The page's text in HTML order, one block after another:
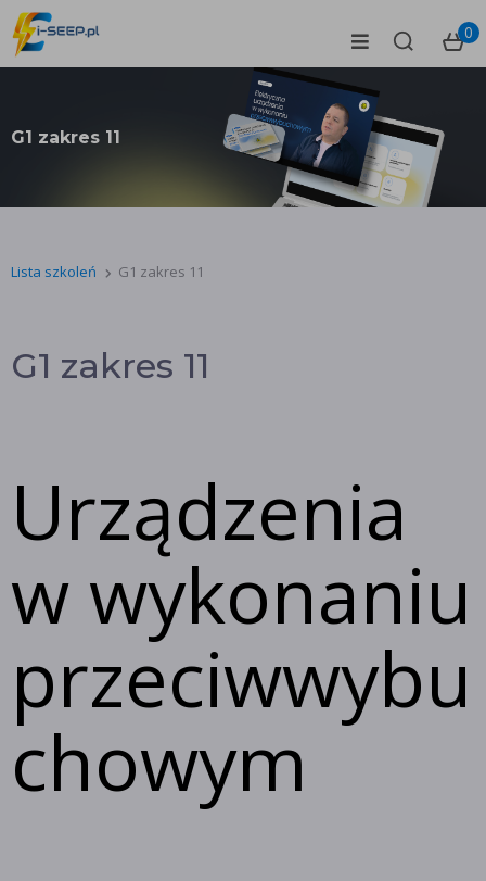
0
G1 zakres 11
Lista szkoleń G1 zakres 11
G1 zakres 11
Urządzenia
w wykonaniu
przeciwwybu
chowym